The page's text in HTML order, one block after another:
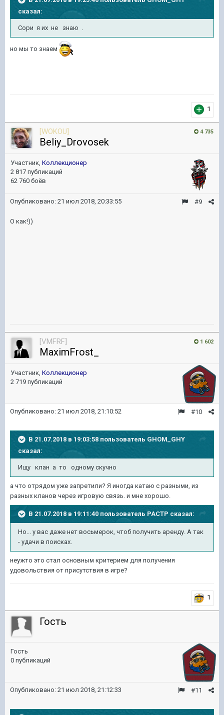
сказал:
Сори я их не знаю .
но мы то знаем
1
4 735
[WOKOU]
Beliy_Drovosek
Участник, Коллекционер
2 817 публикаций
62 760 боёв
#9
Опубликовано: 21 июл 2018, 20:33:55
О как!))
1 602
[VMFRF]
MaximFrost_
Участник, Коллекционер
2 719 публикаций
#10
Опубликовано: 21 июл 2018, 21:10:52
В 21.07.2018 в 19:03:58 пользователь GHOM_GHY
сказал:
Ищу клан а то одному скучно
а что отрядом уже запретили? Я иногда катаю с разными, из
разных кланов через игровую связь. и мне хорошо.
В 21.07.2018 в 19:11:40 пользователь PACTP сказал:
Но... у вас даже нет восьмерок, чтоб получить аренду. А так
- удачи в поисках.
неужто это стал основным критерием для получения
удовольствия от присутствия в игре?
1
Гость
Гость
0 публикаций
#11
Опубликовано: 21 июл 2018, 21:12:33